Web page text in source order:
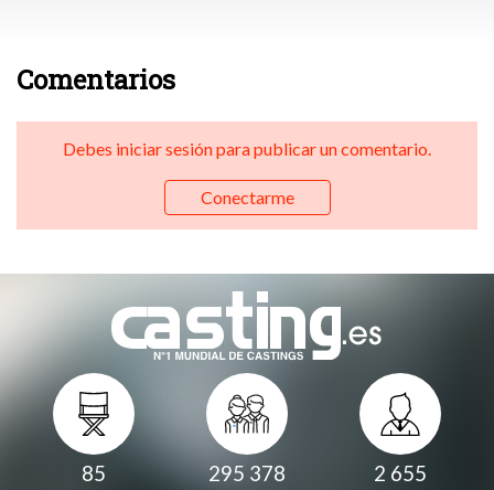
Comentarios
Debes iniciar sesión para publicar un comentario.
Conectarme
85
295 378
2 655